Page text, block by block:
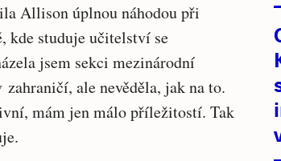
Allison úplnou náhodou při
kde studuje učitelství se
jsem sekci mezinárodní
ale nevěděla, jak na to.
mám jen málo příležitostí. Tak